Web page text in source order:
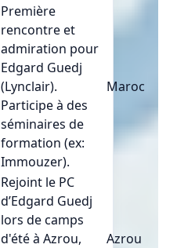
Première
rencontre et
admiration pour
Edgard Guedj
(Lynclair).
Participe à des
séminaires de
formation (ex:
Immouzer).
Maroc
Rejoint le PC
d’Edgard Guedj
lors de camps
d'été à Azrou,
Azrou